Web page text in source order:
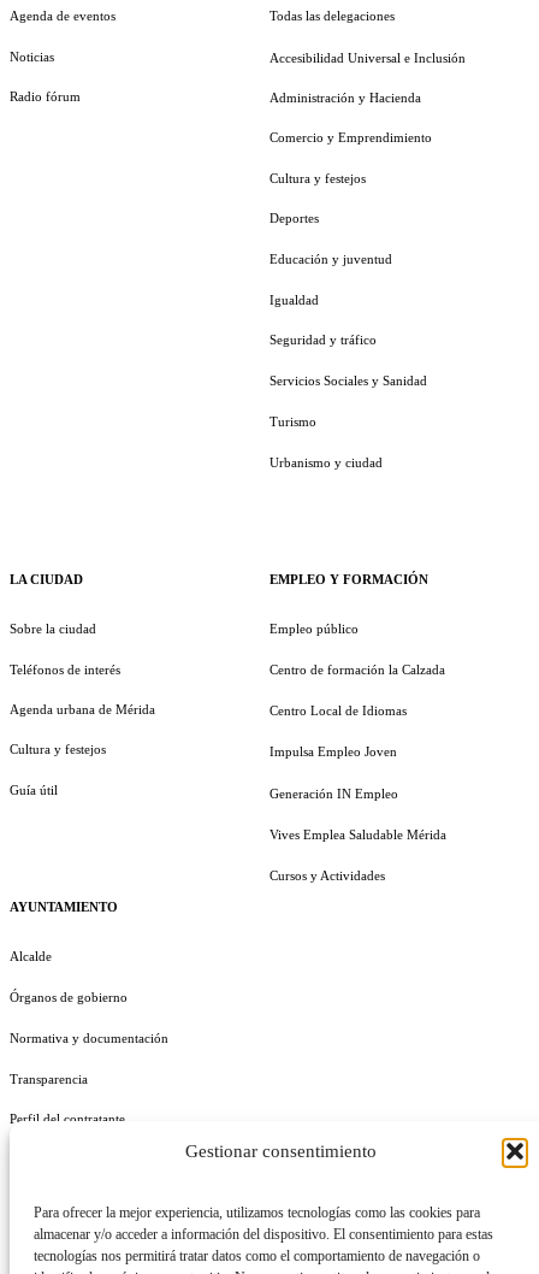
Gestionar consentimiento
Para ofrecer la mejor experiencia, utilizamos tecnologías como las cookies para
almacenar y/o acceder a información del dispositivo. El consentimiento para estas
tecnologías nos permitirá tratar datos como el comportamiento de navegación o
Agenda de eventos
Noticias
Radio fórum
LA CIUDAD
Sobre la ciudad
Teléfonos de interés
Agenda urbana de Mérida
Cultura y festejos
Guía útil
AYUNTAMIENTO
Alcalde
Órganos de gobierno
Normativa y documentación
Transparencia
Perfil del contratante
Todas las delegaciones
Accesibilidad Universal e Inclusión
Administración y Hacienda
Comercio y Emprendimiento
Cultura y festejos
Deportes
Educación y juventud
Igualdad
Seguridad y tráfico
Servicios Sociales y Sanidad
Turismo
Urbanismo y ciudad
EMPLEO Y FORMACIÓN
Empleo público
Centro de formación la Calzada
Centro Local de Idiomas
Impulsa Empleo Joven
Generación IN Empleo
Vives Emplea Saludable Mérida
Cursos y Actividades